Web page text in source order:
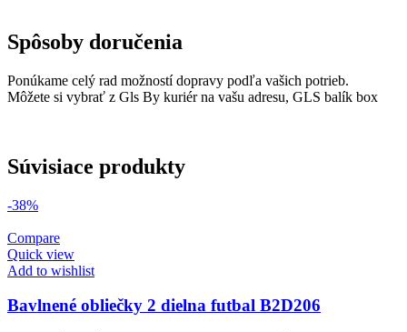
Spôsoby doručenia
Ponúkame celý rad možností dopravy podľa vašich potrieb.
Môžete si vybrať z Gls By kuriér na vašu adresu, GLS balík box
Súvisiace produkty
-38%
Compare
Quick view
Add to wishlist
Bavlnené obliečky 2 dielna futbal B2D206